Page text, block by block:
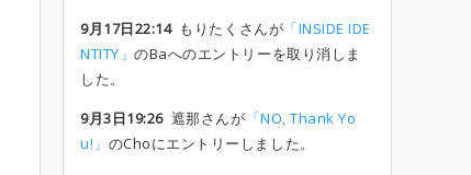
9月17日22:14もりたくさんが 「INSIDE IDE
NTITY」のBaへのエントリーを取り消しま
した。
9月3日19:26遮那さんが 「NO, Thank Yo
u!」 のChoにエントリーしました。